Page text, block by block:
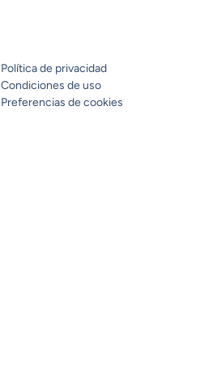
Política de privacidad
Condiciones de uso
Preferencias de cookies